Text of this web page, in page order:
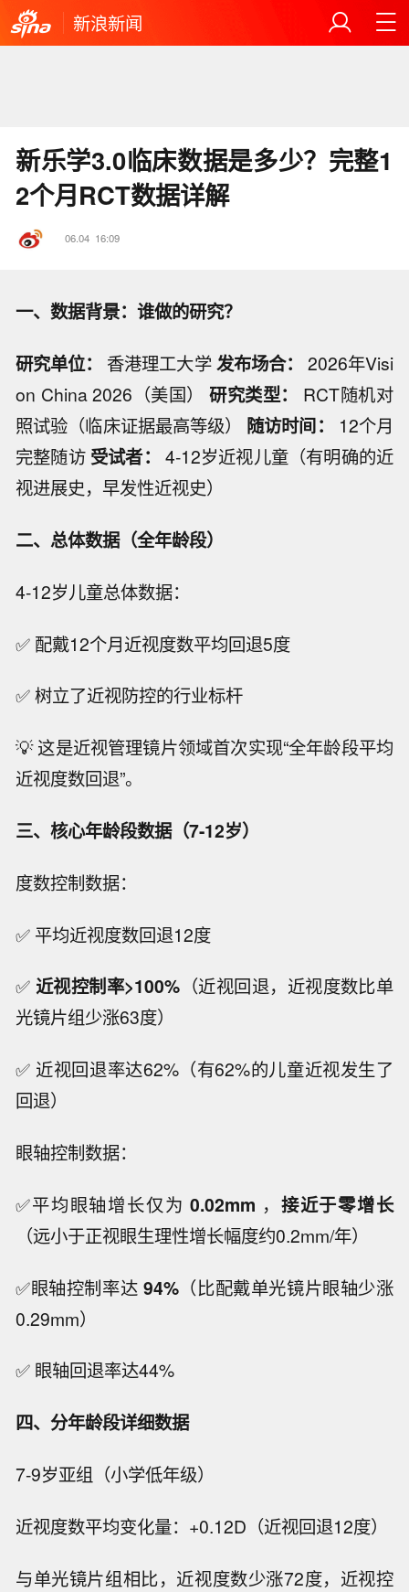
新浪新闻
新乐学3.0临床数据是多少？完整1
2个月RCT数据详解
06.04 16:09
一、数据背景：谁做的研究？
研究单位： 香港理工大学发布场合：
2026年Visi
on China 2026（美国）研究类型：
RCT随机对
照试验（临床证据最高等级） 随访时间：
12个月
完整随访受试者：
4-12岁近视儿童（有明确的近
视进展史，早发性近视史）
二、总体数据（全年龄段）
4-12岁儿童总体数据：
✅ 配戴12个月近视度数平均回退5度
✅ 树立了近视防控的行业标杆
💡 这是近视管理镜片领域首次实现“全年龄段平均
近视度数回退”。
三、核心年龄段数据（7-12岁）
度数控制数据：
✅ 平均近视度数回退12度
✅近视控制率>100% （近视回退，近视度数比单
光镜片组少涨63度）
✅ 近视回退率达62%（有62%的儿童近视发生了
回退）
眼轴控制数据：
✅平均眼轴增长仅为0.02mm ， 接近于零增长
（远小于正视眼生理性增长幅度约0.2mm/年）
✅眼轴控制率达 94%（比配戴单光镜片眼轴少涨
0.29mm）
✅ 眼轴回退率达44%
四、分年龄段详细数据
7-9岁亚组（小学低年级）
近视度数平均变化量：+0.12D（近视回退12度）
与单光镜片组相比，近视度数少涨72度，近视控